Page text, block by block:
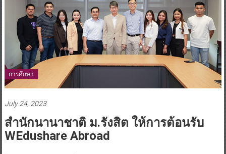
การศึกษา
July 24, 2023
สำนักนานาชาติ ม.รังสิต ให้การต้อนรับ
WEdushare Abroad